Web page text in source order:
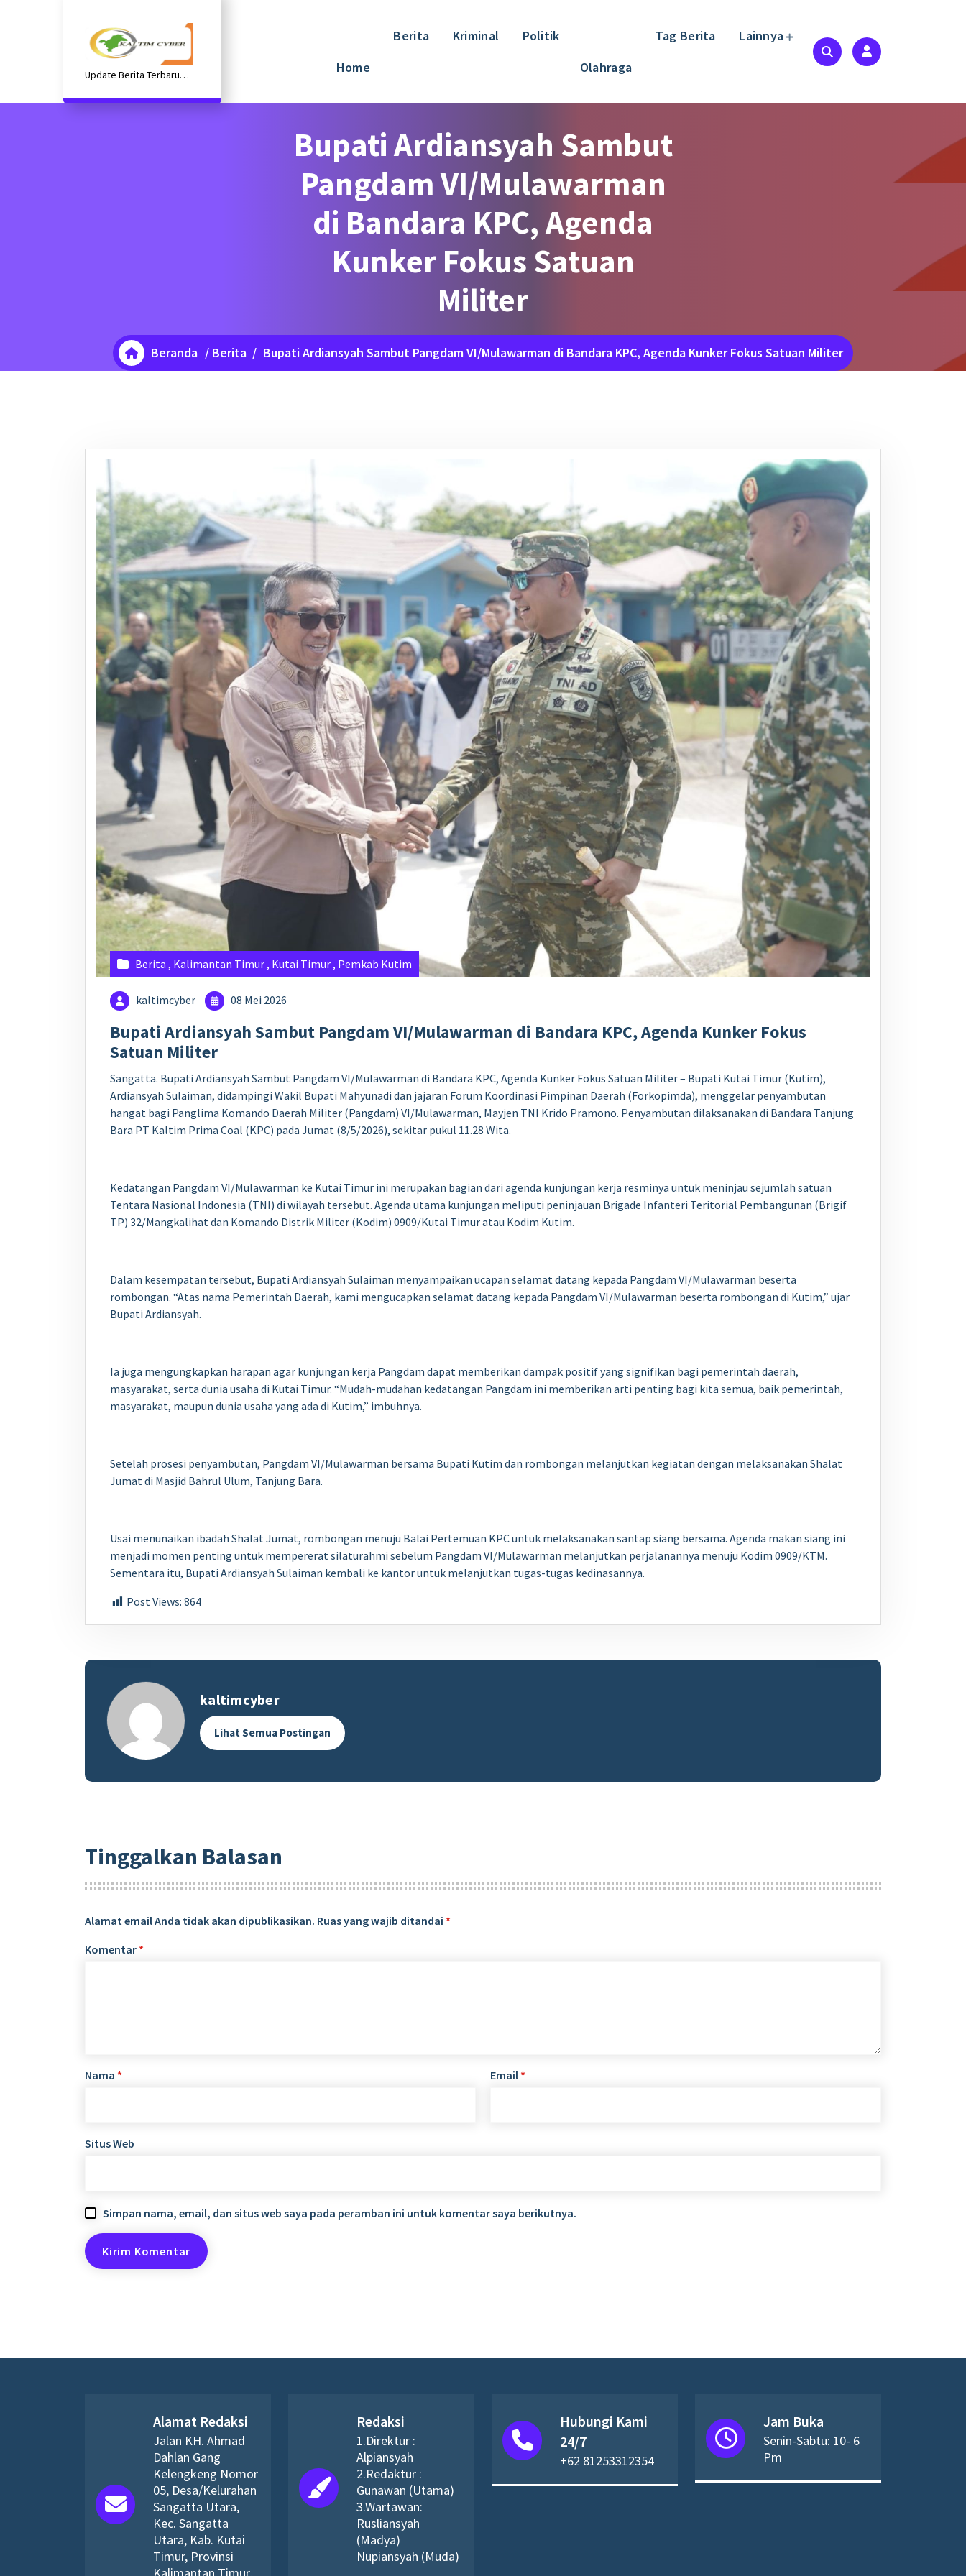
Update Berita Terbaru
Home
Berita Kriminal
Politik
Olahraga
Tag Berita Lainnya
Bupati Ardiansyah Sambut
Pangdam VI/Mulawarman
di Bandara KPC, Agenda
Kunker Fokus Satuan
Militer
Beranda / Berita/ Bupati Ardiansyah Sambut Pangdam VI/Mulawarman di Bandara KPC, Agenda Kunker Fokus Satuan Militer
Berita , Kalimantan Timur, Kutai Timur, Pemkab Kutim
kaltimcyber 08 Mei 2026
Bupati Ardiansyah Sambut Pangdam VI/Mulawarman di Bandara KPC, Agenda Kunker Fokus
Satuan Militer
Sangatta. Bupati Ardiansyah Sambut Pangdam VI/Mulawarman di Bandara KPC, Agenda Kunker Fokus Satuan Militer – Bupati Kutai Timur (Kutim),
Ardiansyah Sulaiman, didampingi Wakil Bupati Mahyunadi dan jajaran Forum Koordinasi Pimpinan Daerah (Forkopimda), menggelar penyambutan
hangat bagi Panglima Komando Daerah Militer (Pangdam) VI/Mulawarman, Mayjen TNI Krido Pramono. Penyambutan dilaksanakan di Bandara Tanjung
Bara PT Kaltim Prima Coal (KPC) pada Jumat (8/5/2026), sekitar pukul 11.28 Wita.
Kedatangan Pangdam VI/Mulawarman ke Kutai Timur ini merupakan bagian dari agenda kunjungan kerja resminya untuk meninjau sejumlah satuan
Tentara Nasional Indonesia (TNI) di wilayah tersebut. Agenda utama kunjungan meliputi peninjauan Brigade Infanteri Teritorial Pembangunan (Brigif
TP) 32/Mangkalihat dan Komando Distrik Militer (Kodim) 0909/Kutai Timur atau Kodim Kutim.
Dalam kesempatan tersebut, Bupati Ardiansyah Sulaiman menyampaikan ucapan selamat datang kepada Pangdam VI/Mulawarman beserta
rombongan. “Atas nama Pemerintah Daerah, kami mengucapkan selamat datang kepada Pangdam VI/Mulawarman beserta rombongan di Kutim,” ujar
Bupati Ardiansyah.
Ia juga mengungkapkan harapan agar kunjungan kerja Pangdam dapat memberikan dampak positif yang signifikan bagi pemerintah daerah,
masyarakat, serta dunia usaha di Kutai Timur. “Mudah-mudahan kedatangan Pangdam ini memberikan arti penting bagi kita semua, baik pemerintah,
masyarakat, maupun dunia usaha yang ada di Kutim,” imbuhnya.
Setelah prosesi penyambutan, Pangdam VI/Mulawarman bersama Bupati Kutim dan rombongan melanjutkan kegiatan dengan melaksanakan Shalat
Jumat di Masjid Bahrul Ulum, Tanjung Bara.
Usai menunaikan ibadah Shalat Jumat, rombongan menuju Balai Pertemuan KPC untuk melaksanakan santap siang bersama. Agenda makan siang ini
menjadi momen penting untuk mempererat silaturahmi sebelum Pangdam VI/Mulawarman melanjutkan perjalanannya menuju Kodim 0909/KTM.
Sementara itu, Bupati Ardiansyah Sulaiman kembali ke kantor untuk melanjutkan tugas-tugas kedinasannya.
Post Views: 864
kaltimcyber
Lihat Semua Postingan
Tinggalkan Balasan
Alamat email Anda tidak akan dipublikasikan. Ruas yang wajib ditandai *
Komentar *
Nama * Email *
Situs Web
Simpan nama, email, dan situs web saya pada peramban ini untuk komentar saya berikutnya.
Alamat Redaksi
Jalan KH. Ahmad
Dahlan Gang
Kelengkeng Nomor
05, Desa/Kelurahan
Sangatta Utara,
Kec. Sangatta
Utara, Kab. Kutai
Timur, Provinsi
Redaksi
1.Direktur :
Alpiansyah
2.Redaktur :
Gunawan (Utama)
3.Wartawan:
Rusliansyah
(Madya)
Nupiansyah (Muda)
Hubungi Kami
24/7
+62 81253312354
Jam Buka
Senin-Sabtu: 10- 6
Pm